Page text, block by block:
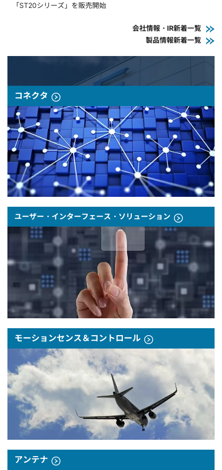
「ST20シリーズ」を販売開始
会社情報・IR新着一覧
製品情報新着一覧
コネクタ
ユーザー・インターフェース・ソリューション
モーションセンス＆コントロール
アンテナ